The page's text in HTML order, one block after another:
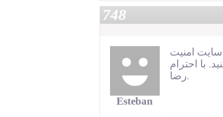
748
Esteban
امنیت
با احترام
رضا.